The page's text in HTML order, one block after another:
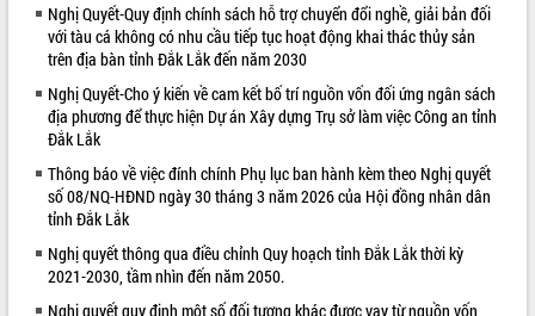
Khám bệnh, cấp phát thuốc miễn phí
và tặng quà người dân xã Cư Pui
Hội nghị UBND tỉnh Đắk Lắk thường kỳ
tháng 7/2026
Nam Anh hùng” và trao Huân chương
Lao động
vụ 6 tháng cuối năm 2026
Kỳ họp thứ Hai, Hội đồng nhân dân
ALBUM ẢNH
Nghị Quyết-Quy định chính sách hỗ trợ chuyển đổi nghề, giải bản đối
với tàu cá không có nhu cầu tiếp tục hoạt động khai thác thủy sản
trên địa bàn tỉnh Đắk Lắk đến năm 2030
Nghị Quyết-Cho ý kiến về cam kết bố trí nguồn vốn đối ứng ngân sách
địa phương để thực hiện Dự án Xây dựng Trụ sở làm việc Công an tỉnh
Đắk Lắk
Thông báo về việc đính chính Phụ lục ban hành kèm theo Nghị quyết
số 08/NQ-HĐND ngày 30 tháng 3 năm 2026 của Hội đồng nhân dân
tỉnh Đắk Lắk
Nghị quyết thông qua điều chỉnh Quy hoạch tỉnh Đắk Lắk thời kỳ
2021-2030, tầm nhìn đến năm 2050.
Nghị quyết quy định một số đối tượng khác được vay từ nguồn vốn